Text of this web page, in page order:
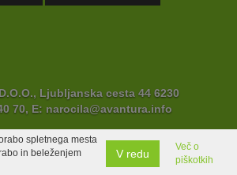
Ljubljanska cesta 44 6230
70, E: narocila@avantura.info
spletnega mesta
in beleženjem
V redu
Več o
piškotkih